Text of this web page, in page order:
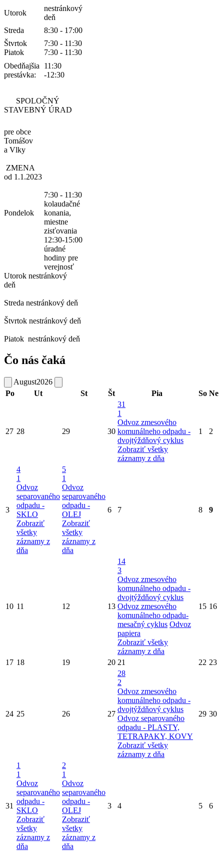
Utorok
nestránkový
deň
Streda
8:30 - 17:00
Štvrtok
7:30 - 11:30
Piatok
7:30 - 11:30
Obedňajšia
prestávka:
11:30
-12:30
SPOLOČNÝ
STAVEBNÝ ÚRAD
pre obce
Tomášov
a Vlky
ZMENA
od 1.1.2023
Pondelok
7:30 - 11:30
kolaudačné
konania,
miestne
zisťovania
12:30-15:00
úradné
hodiny pre
verejnosť
Utorok nestránkový
deň
Streda nestránkový deň
Štvrtok nestránkový deň
Piatok nestránkový deň
Čo nás čaká
August2026
Po
Ut St Št Pia So Ne
27 28 29 30
31
1
Odvoz zmesového
komunálneho odpadu -
dvojtýždňový cyklus
Zobraziť všetky
záznamy z dňa
1 2
3
4
1
Odvoz
separovaného
odpadu -
SKLO
Zobraziť
všetky
záznamy z
dňa
5
1
Odvoz
separovaného
odpadu -
OLEJ
Zobraziť
všetky
záznamy z
dňa
6 7 8 9
10 11 12 13
14
3
Odvoz zmesového
komunálneho odpadu -
dvojtýždňový cyklus
Odvoz zmesového
komunálneho odpadu-
mesačný cyklus Odvoz
papiera
Zobraziť všetky
záznamy z dňa
15 16
17 18 19 20 21 22 23
24 25 26 27
28
2
Odvoz zmesového
komunálneho odpadu -
dvojtýždňový cyklus
Odvoz separovaného
odpadu - PLASTY,
TETRAPAKY, KOVY
Zobraziť všetky
záznamy z dňa
29 30
31
1
1
Odvoz
separovaného
odpadu -
SKLO
Zobraziť
všetky
záznamy z
dňa
2
1
Odvoz
separovaného
odpadu -
OLEJ
Zobraziť
všetky
záznamy z
dňa
3 4 5 6